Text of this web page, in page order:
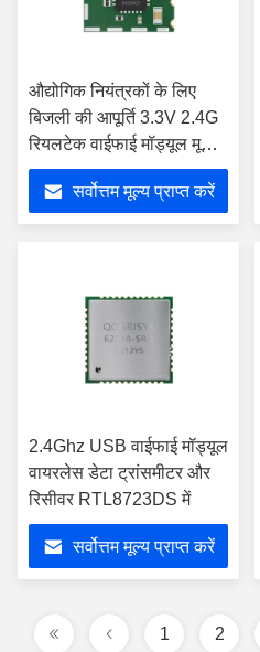
औद्योगिक नियंत्रकों के लिए
बिजली की आपूर्ति 3.3V 2.4G
रियलटेक वाईफाई मॉड्यूल मूल
100%
सर्वोत्तम मूल्य प्राप्त करें
2.4Ghz USB वाईफाई मॉड्यूल
वायरलेस डेटा ट्रांसमीटर और
रिसीवर RTL8723DS में
सर्वोत्तम मूल्य प्राप्त करें
1 2